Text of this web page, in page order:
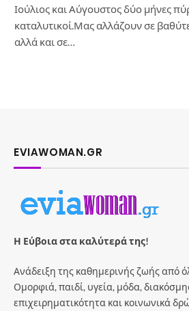
Ιούλιος και Αύγουστος δύο μήνες
καταλυτικοί.Μας αλλάζουν σε
αλλά και σε…
EVIAWOMAN.GR
Η Εύβοια στα καλύτερά της!
Ανάδειξη της καθημερινής ζωής από
Ομορφιά, παιδί, υγεία, μόδα,
επιχειρηματικότητα και κοινωνικά